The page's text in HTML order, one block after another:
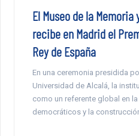
El Museo de la Memoria
recibe en Madrid el
Rey de España
En una ceremonia presidida
Universidad de Alcalá, la
como un referente global en
democráticos y la